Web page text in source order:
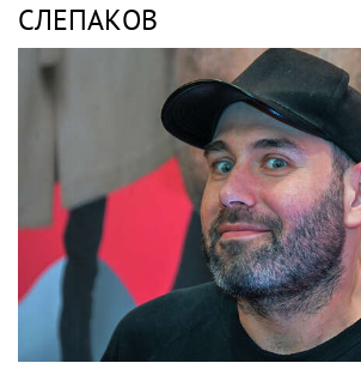
СЛЕПАКОВ